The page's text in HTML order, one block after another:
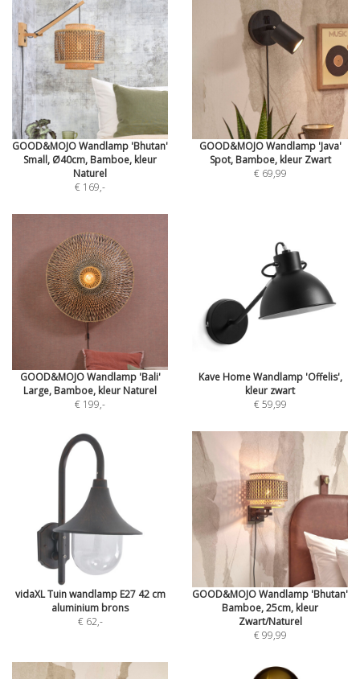
GOOD&MOJO Wandlamp 'Bhutan'
Small, Ø40cm, Bamboe, kleur
Naturel
€ 169,-
GOOD&MOJO Wandlamp 'Java'
Spot, Bamboe, kleur Zwart
€ 69,99
GOOD&MOJO Wandlamp 'Bali'
Large, Bamboe, kleur Naturel
€ 199,-
Kave Home Wandlamp 'Offelis',
kleur zwart
€ 59,99
vidaXL Tuin wandlamp E27 42 cm
aluminium brons
€ 62,-
GOOD&MOJO Wandlamp 'Bhutan'
Bamboe, 25cm, kleur
Zwart/Naturel
€ 99,99